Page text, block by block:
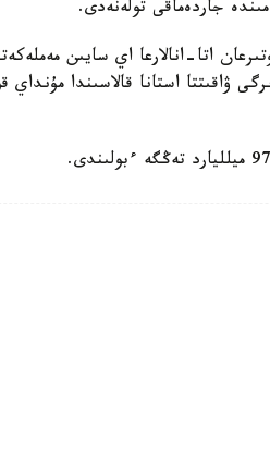
اتا-انالارعا اي سايىن